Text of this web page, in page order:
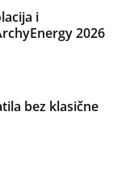
i
2026
bez klasične